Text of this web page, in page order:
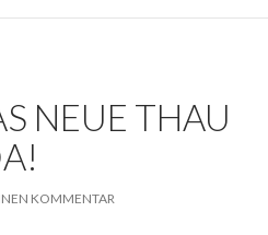
NEUE THAU
KOMMENTAR